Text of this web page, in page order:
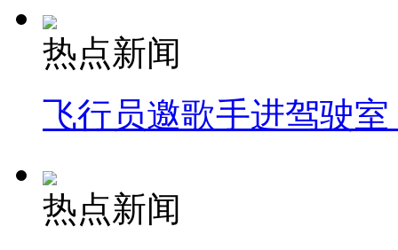
热点新闻
飞行员邀歌手进驾驶
热点新闻